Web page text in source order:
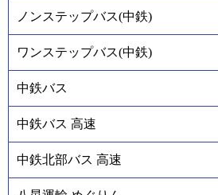
ノンステップバス(中鉄)
ワンステップバス(中鉄)
中鉄バス
中鉄バス 高速
中鉄北部バス 高速